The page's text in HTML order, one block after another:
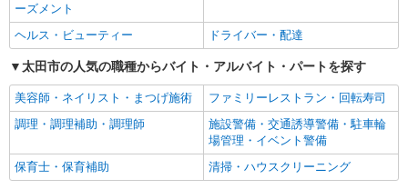
社会保険あり
社員登用あり
ーズメント
ヘルス・ビューティー ドライバー・配達
太田市の人気の職種からバイト・アルバイト・パートを探す
美容師・ネイリスト・まつげ施術
ファミリーレストラン・回転寿司
調理・調理補助・調理師
施設警備・交通誘導警備・駐車輪
場管理・イベント警備
保育士・保育補助
清掃・ハウスクリーニング